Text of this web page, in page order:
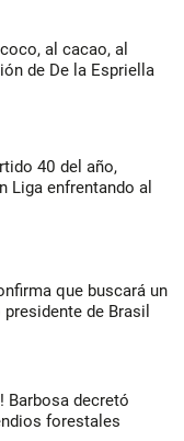
al cacao, al
de De la Espriella
40 del año,
Liga enfrentando al
que buscará un
de Brasil
Barbosa decretó
forestales